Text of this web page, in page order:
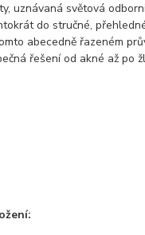
uznávaná světová
do stručné,
abecedně řazeném
řešení od akné až po